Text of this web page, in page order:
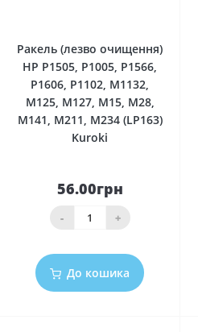
Ракель (лезво очищення)
HP P1505, P1005, P1566,
P1606, P1102, M1132,
M125, M127, M15, M28,
M141, M211, M234 (LP163)
Kuroki
56.00грн
- +
До кошика